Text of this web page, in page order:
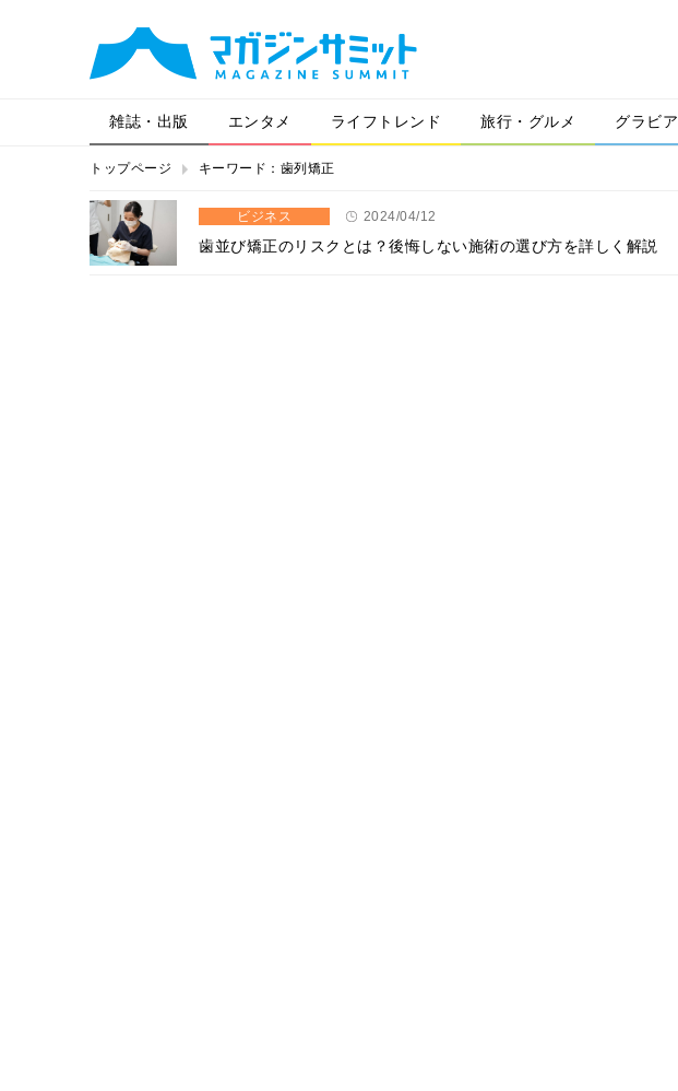
雑誌・出版 エンタメ ライフトレンド 旅行・グルメ グラビア
トップページ キーワード：歯列矯正
ビジネス 2024/04/12
歯並び矯正のリスクとは？後悔しない施術の選び方を詳しく解説